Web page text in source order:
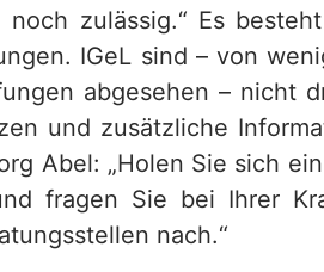
zulässig.“ Es
IGeL sind – von
abgesehen – nicht
und zusätzliche
Abel: „Holen Sie sich
fragen Sie bei Ihrer
nach.“